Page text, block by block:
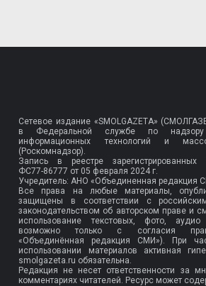
Сетевое издание «SMOLGAZETA»
в Федеральной службе по
информационных технологий и
(Роскомнадзор).
Запись в реестре
ФС77-86777 от 05 февраля 2024 г.
Учредитель: АНО «Объединенная редакция
Все права на любые материалы,
защищены в соответствии с
законодательством об авторском праве и
использование текстовых, фото,
возможно только с согласия
«Объединённая редакция СМИ»). При
использовании материалов активная
smolgazeta.ru обязательна.
Редакция не несет ответственности за
комментариях читателей. Ресурс может